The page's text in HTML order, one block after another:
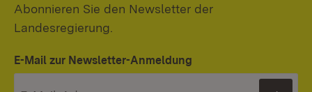
Abonnieren Sie den Newsletter der
Landesregierung.
E-Mail zur Newsletter-Anmeldung